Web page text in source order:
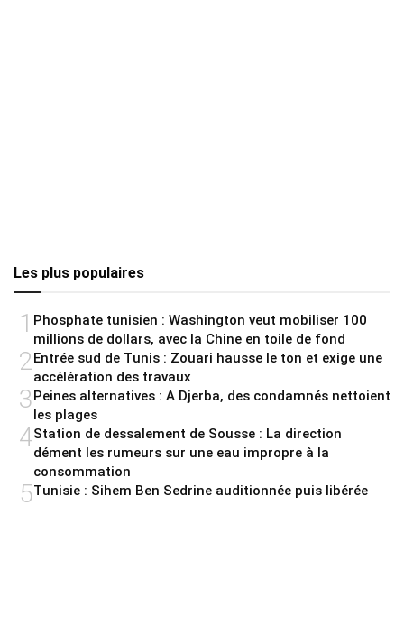
Les plus populaires
1 Phosphate tunisien : Washington veut mobiliser 100
millions de dollars, avec la Chine en toile de fond
2Entrée sud de Tunis : Zouari hausse le ton et exige une
accélération des travaux
3Peines alternatives : A Djerba, des condamnés nettoient
les plages
4Station de dessalement de Sousse : La direction
dément les rumeurs sur une eau impropre à la
consommation
5Tunisie : Sihem Ben Sedrine auditionnée puis libérée